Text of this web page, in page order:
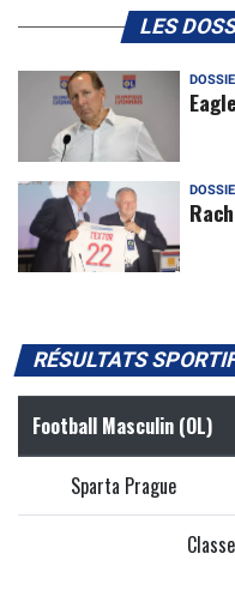
LES
RÉSULTATS
Football Masculin (OL)
Sparta Prague